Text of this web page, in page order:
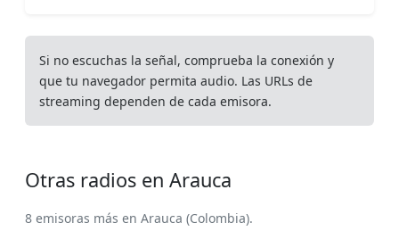
Si no escuchas la señal, comprueba la conexión y
que tu navegador permita audio. Las URLs de
streaming dependen de cada emisora.
Otras radios en Arauca
8 emisoras más en Arauca (Colombia).